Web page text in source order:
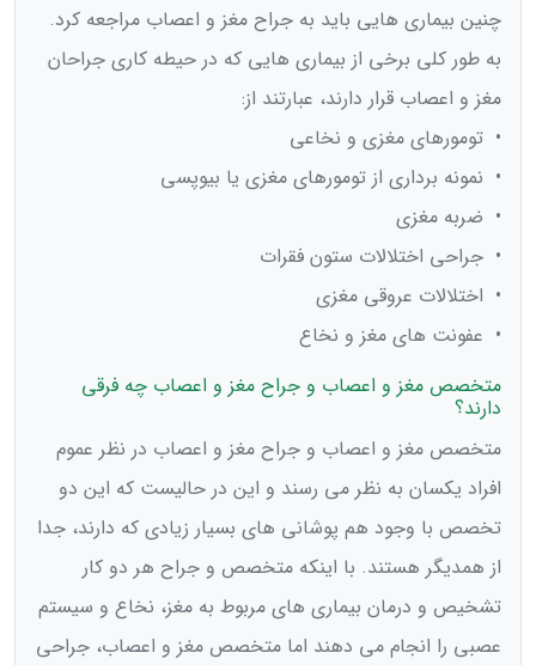
چنین بیماری هایی باید به جراح مغز و اعصاب مراجعه کرد.
به طور کلی برخی از بیماری هایی که در حیطه کاری جراحان
مغز و اعصاب قرار دارند، عبارتند از:
• تومورهای مغزی و نخاعی
• نمونه برداری از تومورهای مغزی یا بیوپسی
• ضربه مغزی
• جراحی اختلالات ستون فقرات
• اختلالات عروقی مغزی
• عفونت های مغز و نخاع
متخصص مغز و اعصاب و جراح مغز و اعصاب چه فرقی
دارند؟
متخصص مغز و اعصاب و جراح مغز و اعصاب در نظر عموم
افراد یکسان به نظر می رسند و این در حالیست که این دو
تخصص با وجود هم پوشانی های بسیار زیادی که دارند، جدا
از همدیگر هستند. با اینکه متخصص و جراح هر دو کار
تشخیص و درمان بیماری های مربوط به مغز، نخاع و سیستم
عصبی را انجام می دهند اما متخصص مغز و اعصاب، جراحی